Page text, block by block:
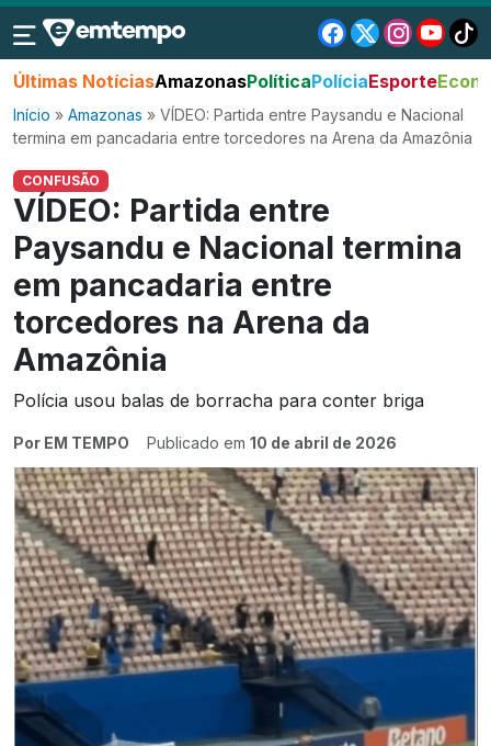
Últimas NotíciasAmazonasPolíticaPolíciaEsporte
Início » Amazonas » VÍDEO: Partida entre Paysandu e Nacional
termina em pancadaria entre torcedores na Arena da Amazônia
CONFUSÃO
VÍDEO: Partida entre
Paysandu e Nacional termina
em pancadaria entre
torcedores na Arena da
Amazônia
Polícia usou balas de borracha para conter briga
Por EM TEMPO Publicado em 10 de abril de 2026